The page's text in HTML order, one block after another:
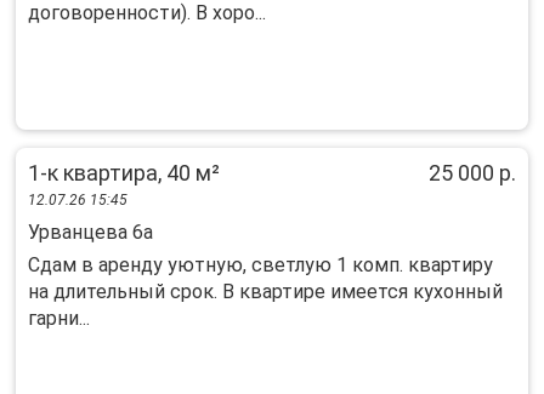
дoгoвоpeннocти). B хоро...
1-к квартира, 40 м² 25 000 р.
12.07.26 15:45
Урванцева 6а
Сдам в аренду уютную, светлую 1 комп. квартиру
на длительный срок. В квартире имеется кухонный
гарни...